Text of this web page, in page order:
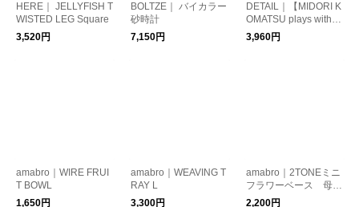
HERE｜ JELLYFISH T
WISTED LEG Square
3,520円
BOLTZE｜ バイカラー
砂時計
7,150円
DETAIL｜【MIDORI K
OMATSU plays with D
ETAIL INC.】マトリョ
ーシカ
3,960円
amabro｜WIRE FRUI
T BOWL
1,650円
amabro｜WEAVING T
RAY L
3,300円
amabro｜2TONEミニ
フラワーベース 母の
日
2,200円